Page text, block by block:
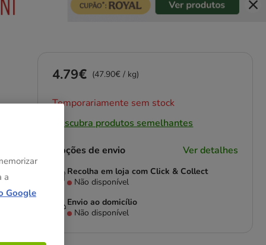
Preço 4.79€, 47.90 EUR por kg
4.79€ (47.90€ / kg)
Temporariamente sem stock
Descubra produtos semelhantes
Opções de envio Ver detalhes
Recolha em loja com Click & Collect
Não disponível
Envio ao domicílio
Não disponível
a
Google